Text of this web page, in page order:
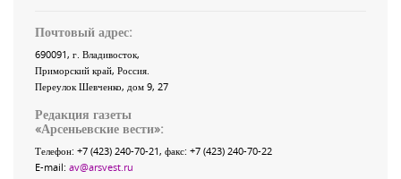
Почтовый адрес:
690091, г. Владивосток,
Приморский край, Россия
Переулок Шевченко, дом 9, 27
Редакция газеты
«Арсеньевские вести»:
Телефон: +7 (423) 240-70-21, факс: +7 (423) 240-70-22
E-mail: av@arsvest.ru